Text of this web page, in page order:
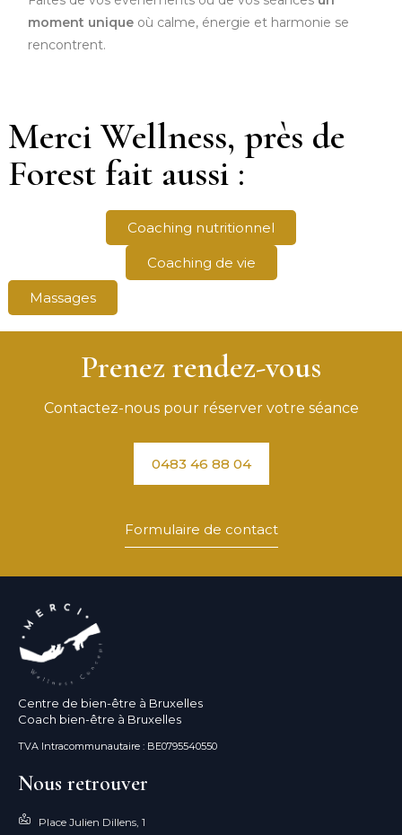
moment unique où calme, énergie et harmonie se
rencontrent.
Merci Wellness, près de
Forest fait aussi :
Coaching nutritionnel
Coaching de vie
Massages
Prenez rendez-vous
Contactez-nous pour réserver votre séance
0483 46 88 04
Formulaire de contact
Centre de bien-être à Bruxelles
Coach bien-être à Bruxelles
TVA Intracommunautaire : BE0795540550
Nous retrouver
Place Julien Dillens, 1